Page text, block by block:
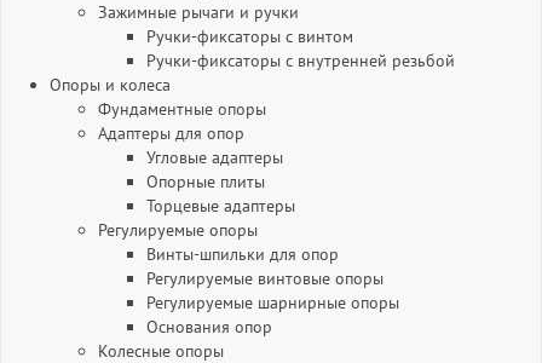
Зажимные рычаги и ручки
Ручки-фиксаторы c винтом
Ручки-фиксаторы c внутренней резьбой
Опоры и колеса
Фундаментные опоры
Адаптеры для опор
Угловые адаптеры
Опорные плиты
Торцевые адаптеры
Регулируемые опоры
Винты-шпильки для опор
Регулируемые винтовые опоры
Регулируемые шарнирные опоры
Основания опор
Колесные опоры